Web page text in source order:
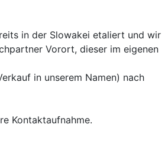
in der Slowakei etaliert und wir
Vorort, dieser im eigenen
in unserem Namen) nach
Kontaktaufnahme.